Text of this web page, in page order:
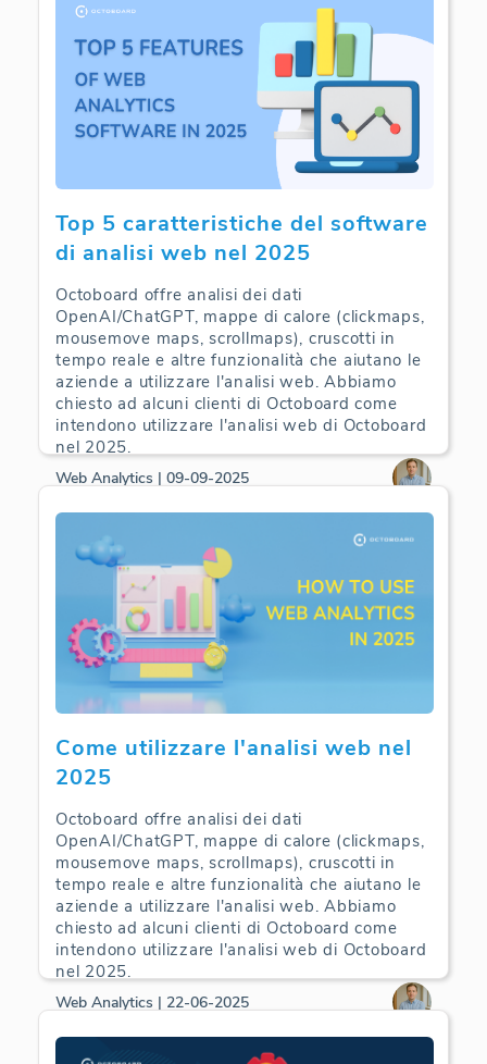
Top 5 caratteristiche del software
di analisi web nel 2025
Octoboard offre analisi dei dati
OpenAI/ChatGPT, mappe di calore (clickmaps,
mousemove maps, scrollmaps), cruscotti in
tempo reale e altre funzionalità che aiutano le
aziende a utilizzare l'analisi web. Abbiamo
chiesto ad alcuni clienti di Octoboard come
intendono utilizzare l'analisi web di Octoboard
nel 2025.
Web Analytics | 09-09-2025
Come utilizzare l'analisi web nel
2025
Octoboard offre analisi dei dati
OpenAI/ChatGPT, mappe di calore (clickmaps,
mousemove maps, scrollmaps), cruscotti in
tempo reale e altre funzionalità che aiutano le
aziende a utilizzare l'analisi web. Abbiamo
chiesto ad alcuni clienti di Octoboard come
intendono utilizzare l'analisi web di Octoboard
nel 2025.
Web Analytics | 22-06-2025